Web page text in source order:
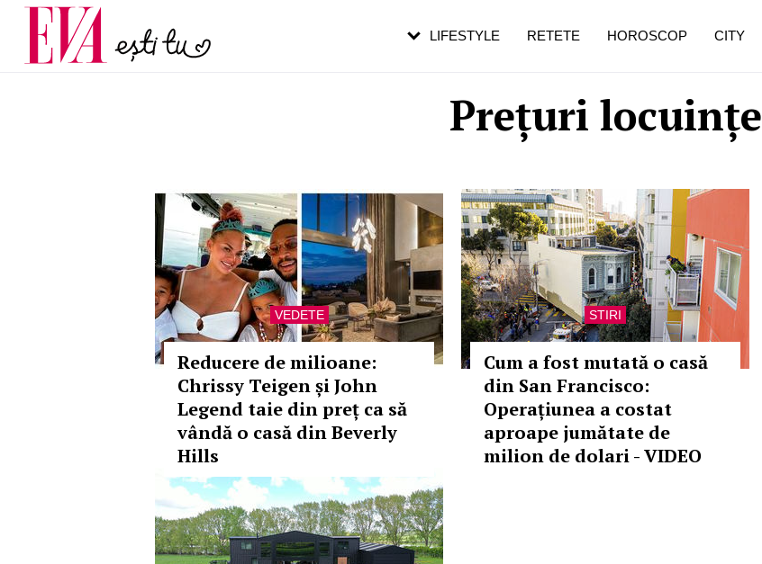
Prețuri locuințe
VEDETE
Reducere de milioane:
Chrissy Teigen și John
Legend taie din preț ca să
vândă o casă din Beverly
Hills
STIRI
Cum a fost mutată o casă
din San Francisco:
Operațiunea a costat
aproape jumătate de
milion de dolari - VIDEO
LIFESTYLE RETETE HOROSCOP CITY
Carieră
Actualitate
pe măsură ce înaintezi în vârstă
de dureroasă este investigația